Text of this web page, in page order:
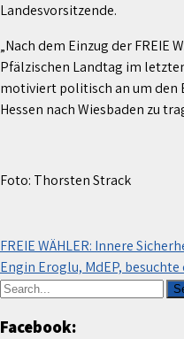
Landesvorsitzende.
„Nach dem Einzug der FREIE
Pfälzischen Landtag im
motiviert politisch an um den
Hessen nach Wiesbaden zu
Foto: Thorsten Strack
FREIE WÄHLER: Innere
Engin Eroglu, MdEP,
Facebook: